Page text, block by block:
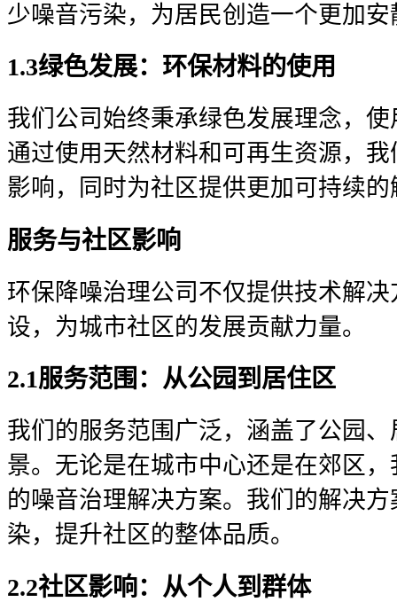
少噪音污染，为居民创造一个更加
1.3绿色发展：环保材料的使用
我们公司始终秉承绿色发展理念，
通过使用天然材料和可再生资源，
影响，同时为社区提供更加可持续
服务与社区影响
环保降噪治理公司不仅提供技术解
设，为城市社区的发展贡献力量。
2.1服务范围：从公园到居住区
我们的服务范围广泛，涵盖了公园
景。无论是在城市中心还是在郊区
的噪音治理解决方案。我们的解决
染，提升社区的整体品质。
2.2社区影响：从个人到群体